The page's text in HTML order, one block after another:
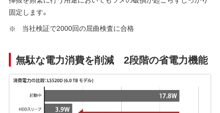
固定します。
当社検証で2000回の屈曲検査に合格
無駄な電力消費を削減 2段階の省電力機能